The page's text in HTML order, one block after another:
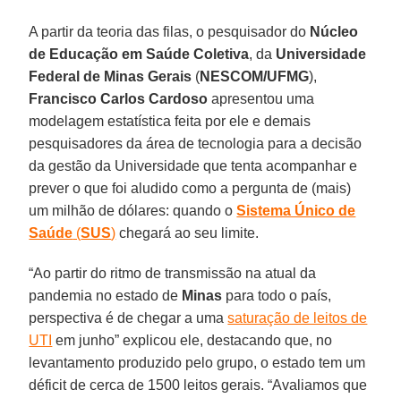
A partir da teoria das filas, o pesquisador do Núcleo
de Educação em Saúde Coletiva, da Universidade
Federal de Minas Gerais (NESCOM/UFMG),
Francisco Carlos Cardoso apresentou uma
modelagem estatística feita por ele e demais
pesquisadores da área de tecnologia para a decisão
da gestão da Universidade que tenta acompanhar e
prever o que foi aludido como a pergunta de (mais)
um milhão de dólares: quando oSistema Único de
Saúde (SUS) chegará ao seu limite.
“Ao partir do ritmo de transmissão na atual da
pandemia no estado de Minas para todo o país,
perspectiva é de chegar a umasaturação de leitos de
UTI em junho” explicou ele, destacando que, no
levantamento produzido pelo grupo, o estado tem um
déficit de cerca de 1500 leitos gerais. “Avaliamos que